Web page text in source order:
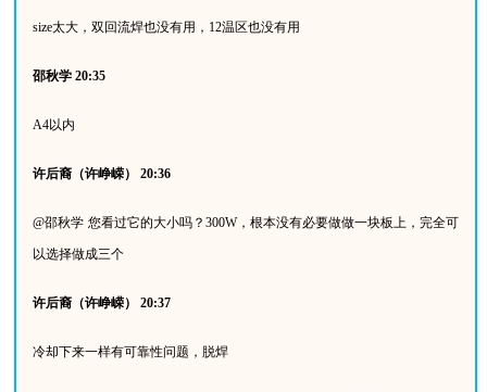
size太大，双回流焊也没有用， 12温区也没有用
邵秋学 20:35
A4以内
许后裔（许峥嵘） 20:36
@邵秋学 您看过它的大小吗？ 300W，根本没有必要做做一块板上，完全可
以选择做成三个
许后裔（许峥嵘） 20:37
冷却下来一样有可靠性问题，脱焊